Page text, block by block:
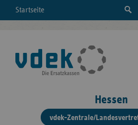
Startseite
Hessen
vdek-Zentrale/